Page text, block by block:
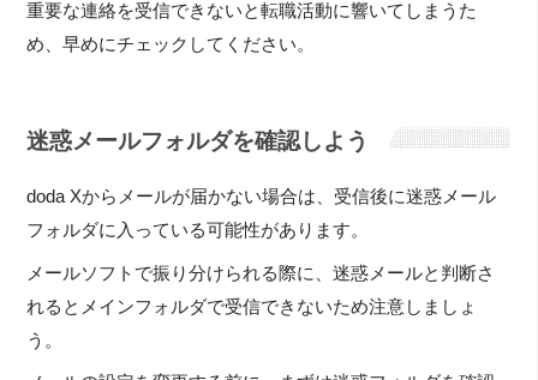
重要な連絡を受信できないと転職活動に響いてしまうた
め、早めにチェックしてください。
迷惑メールフォルダを確認しよう
doda Xからメールが届かない場合は、受信後に迷惑メール
フォルダに入っている可能性があります。
メールソフトで振り分けられる際に、迷惑メールと判断さ
れるとメインフォルダで受信できないため注意しましょ
う。